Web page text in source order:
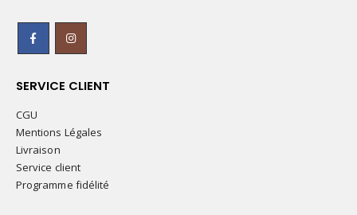
SERVICE CLIENT
CGU
Mentions Légales
Livraison
Service client
Programme fidélité